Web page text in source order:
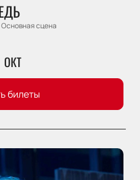
Основная сцена
ОКТ
билеты